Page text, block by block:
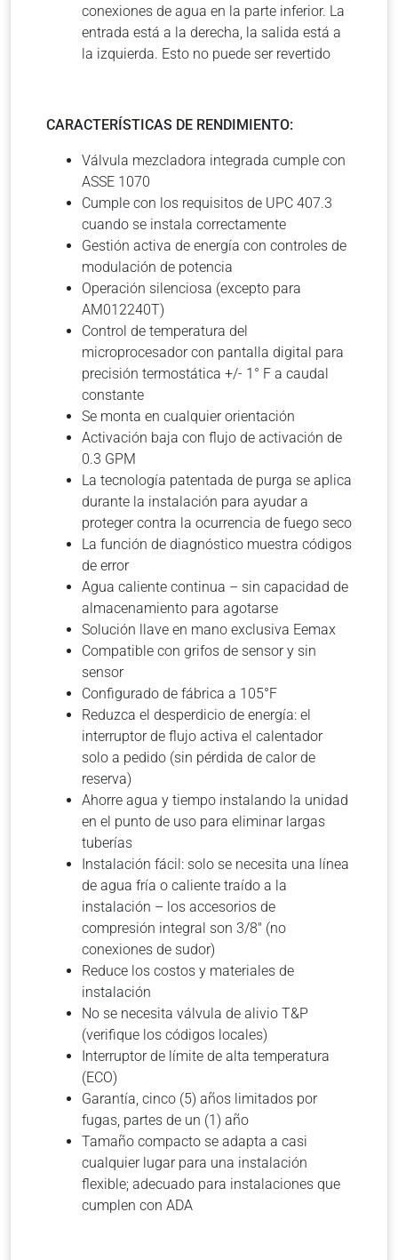
conexiones de agua en la parte inferior. La
entrada está a la derecha, la salida está a
la izquierda. Esto no puede ser revertido
CARACTERÍSTICAS DE RENDIMIENTO:
Válvula mezcladora integrada cumple con
ASSE 1070
Cumple con los requisitos de UPC 407.3
cuando se instala correctamente
Gestión activa de energía con controles de
modulación de potencia
Operación silenciosa (excepto para
AM012240T)
Control de temperatura del
microprocesador con pantalla digital para
precisión termostática +/- 1° F a caudal
constante
Se monta en cualquier orientación
Activación baja con flujo de activación de
0.3 GPM
La tecnología patentada de purga se aplica
durante la instalación para ayudar a
proteger contra la ocurrencia de fuego seco
La función de diagnóstico muestra códigos
de error
Agua caliente continua – sin capacidad de
almacenamiento para agotarse
Solución llave en mano exclusiva Eemax
Compatible con grifos de sensor y sin
sensor
Configurado de fábrica a 105°F
Reduzca el desperdicio de energía: el
interruptor de flujo activa el calentador
solo a pedido (sin pérdida de calor de
reserva)
Ahorre agua y tiempo instalando la unidad
en el punto de uso para eliminar largas
tuberías
Instalación fácil: solo se necesita una línea
de agua fría o caliente traído a la
instalación – los accesorios de
compresión integral son 3/8″ (no
conexiones de sudor)
Reduce los costos y materiales de
instalación
No se necesita válvula de alivio T&P
(verifique los códigos locales)
Interruptor de límite de alta temperatura
(ECO)
Garantía, cinco (5) años limitados por
fugas, partes de un (1) año
Tamaño compacto se adapta a casi
cualquier lugar para una instalación
flexible; adecuado para instalaciones que
cumplen con ADA